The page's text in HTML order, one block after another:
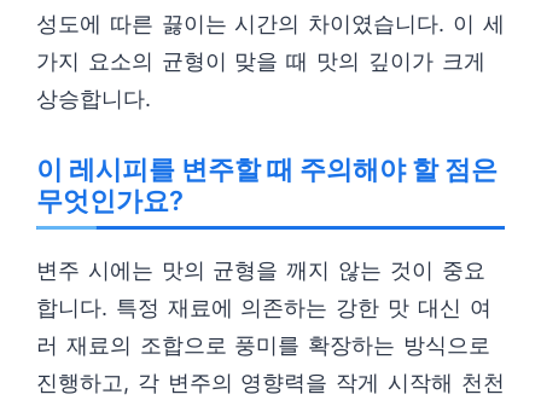
성도에 따른 끓이는 시간의 차이였습니다. 이 세
가지 요소의 균형이 맞을 때 맛의 깊이가 크게
상승합니다.
이 레시피를 변주할 때 주의해야 할 점은
무엇인가요?
변주 시에는 맛의 균형을 깨지 않는 것이 중요
합니다. 특정 재료에 의존하는 강한 맛 대신 여
러 재료의 조합으로 풍미를 확장하는 방식으로
진행하고, 각 변주의 영향력을 작게 시작해 천천